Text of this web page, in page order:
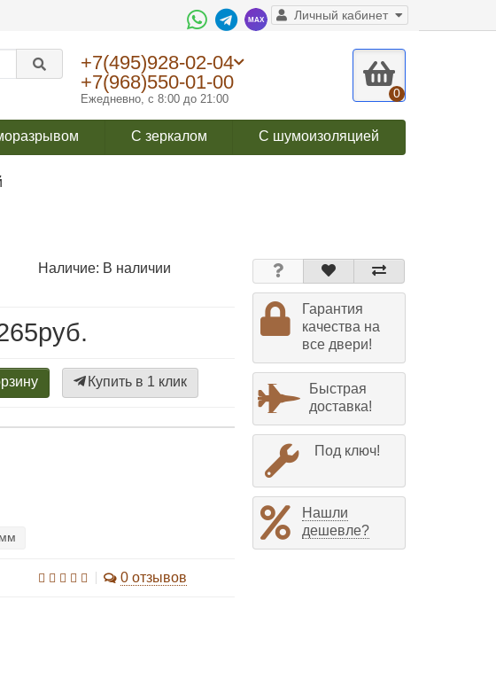
Личный кабинет
+7(495)928-02-04
+7(968)550-01-00
Ежедневно, с 8:00 до 21:00 0
С зеркалом С шумоизоляцией
Наличие: В наличии
Купить в 1 клик
0 отзывов
Гарантия
качества на
все двери!
Быстрая
доставка!
Под ключ!
Нашли
дешевле?